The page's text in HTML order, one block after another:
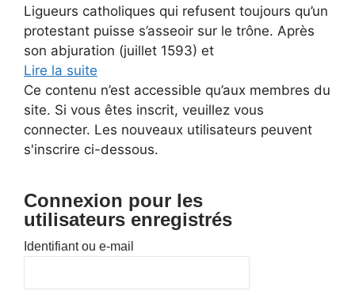
Ligueurs catholiques qui refusent toujours qu’un
protestant puisse s’asseoir sur le trône. Après
son abjuration (juillet 1593) et
Lire la suite
Ce contenu n’est accessible qu’aux membres du
site. Si vous êtes inscrit, veuillez vous
connecter. Les nouveaux utilisateurs peuvent
s'inscrire ci-dessous.
Connexion pour les
utilisateurs enregistrés
Identifiant ou e-mail